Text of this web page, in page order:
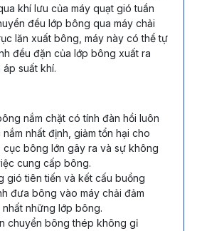
khí lưu của máy quạt gió tuần
đều lớp bông qua máy chải
lăn xuất bông, máy này có thể tự
đều đặn của lớp bông xuất ra
suất khí.
nắm chặt có tính đàn hồi luôn
nhất định, giảm tổn hại cho
cục bông lớn gây ra và sự không
cung cấp bông.
gió tiên tiến và kết cấu buồng
đưa bông vào máy chải đảm
những lớp bông.
chuyển bông thép không gỉ